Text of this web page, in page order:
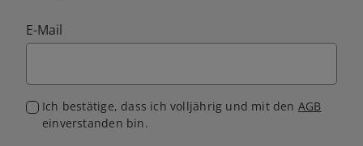
E-Mail
Ich bestätige, dass ich volljährig und mit den AGB
einverstanden bin.